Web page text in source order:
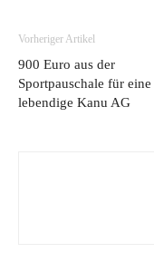
Vorheriger Artikel
900 Euro aus der
Sportpauschale für eine
lebendige Kanu AG